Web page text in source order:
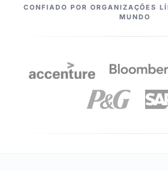
NOSSOS PARCEIROS
CONFIADO POR ORGANIZAÇÕES
MUNDO